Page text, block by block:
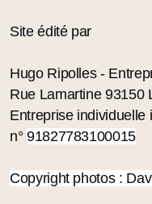
Site édité par
Hugo Ripolles -
Rue Lamartine 93150
Entreprise individuelle
n° 91827783100015
Copyright photos :